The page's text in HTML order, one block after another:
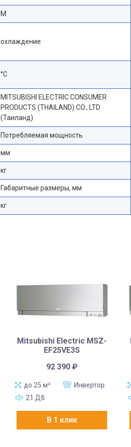
М
охлаждение
°С
MITSUBISHI ELECTRIC CONSUMER
PRODUCTS (THAILAND) CO., LTD
(Таиланд)
Потребляемая мощность
мм
кг
Габаритные размеры, мм
кг
Mitsubishi Electric MSZ-
EF25VE3S
92 390₽
до 25 м²
Инвертор
21 Дб
В 1 клик